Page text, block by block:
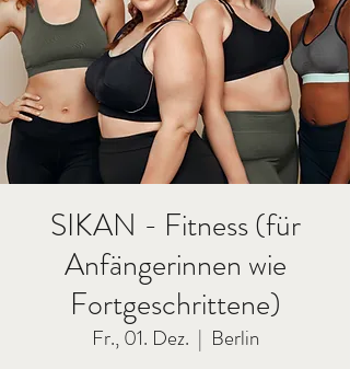
SIKAN - Fitness (für
Anfängerinnen wie
Fortgeschrittene)
Fr., 01. Dez.
  |
Berlin